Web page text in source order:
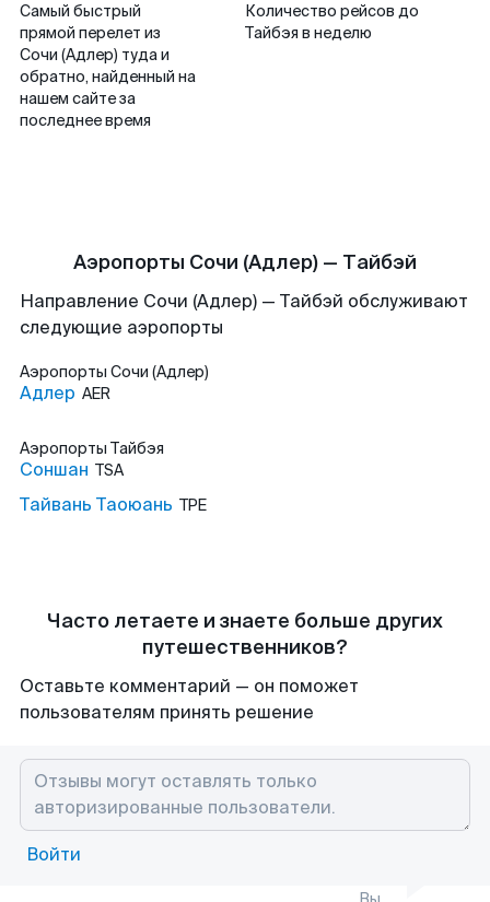
Самый быстрый
прямой перелет из
Сочи (Адлер) туда и
обратно, найденный на
нашем сайте за
последнее время
Количество рейсов до
Тайбэя в неделю
Аэропорты Сочи (Адлер) — Тайбэй
Направление Сочи (Адлер) — Тайбэй обслуживают
следующие аэропорты
Аэропорты Сочи (Адлер)
Адлер AER
Аэропорты Тайбэя
Соншан TSA
Тайвань Таоюань TPE
Часто летаете и знаете больше других
путешественников?
Оставьте комментарий — он поможет
пользователям принять решение
Войти